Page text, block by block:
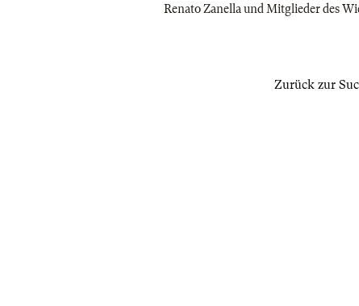
Renato Zanella und Mitglieder des
Zurück zur